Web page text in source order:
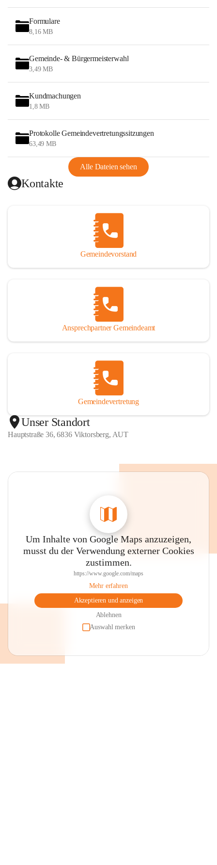
Formulare
8,16 MB
Gemeinde- & Bürgermeisterwahl
3,49 MB
Kundmachungen
1,8 MB
Protokolle Gemeindevertretungssitzungen
63,49 MB
Alle Dateien sehen
Kontakte
Gemeindevorstand
Ansprechpartner Gemeindeamt
Gemeindevertretung
Unser Standort
Hauptstraße 36, 6836 Viktorsberg, AUT
Um Inhalte von Google Maps anzuzeigen,
musst du der Verwendung externer Cookies
zustimmen.
https://www.google.com/maps
Mehr erfahren
Akzeptieren und anzeigen
Ablehnen
Auswahl merken